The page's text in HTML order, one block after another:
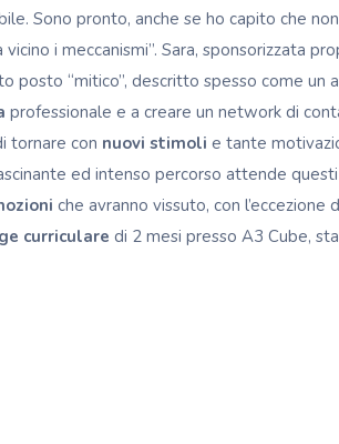
Sono pronto, anche se ho capito che
i meccanismi”. Sara, sponsorizzata
posto “mitico”, descritto spesso come un
professionale e a creare un network di
tornare con nuovi stimoli e tante
ed intenso percorso attende
che avranno vissuto, con
curriculare di 2 mesi presso A3 Cube,